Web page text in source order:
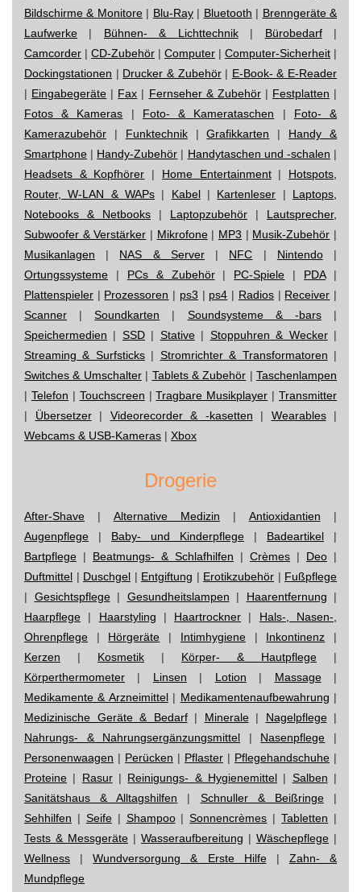
Bildschirme & Monitore| Blu-Ray| Bluetooth | Brenngeräte &
Laufwerke | Bühnen- & Lichttechnik| Bürobedarf|
Camcorder | CD-Zubehör | Computer | Computer-Sicherheit |
Dockingstationen | Drucker & Zubehör| E-Book- & E-Reader
| Eingabegeräte | Fax | Fernseher & Zubehör| Festplatten |
Fotos & Kameras | Foto- & Kamerataschen | Foto- &
Kamerazubehör | Funktechnik|Grafikkarten | Handy &
Smartphone | Handy-Zubehör | Handytaschen und -schalen |
Headsets & Kopfhörer | Home Entertainment| Hotspots,
Router, W-LAN & WAPs | Kabel| Kartenleser | Laptops,
Notebooks & Netbooks | Laptopzubehör | Lautsprecher,
Subwoofer & Verstärker | Mikrofone| MP3 | Musik-Zubehör |
Musikanlagen | NAS & Server| NFC | Nintendo|
Ortungssysteme | PCs & Zubehör| PC-Spiele | PDA|
Plattenspieler | Prozessoren | ps3 | ps4 | Radios| Receiver |
Scanner |Soundkarten | Soundsysteme & -bars|
Speichermedien | SSD| Stative| Stoppuhren & Wecker|
Streaming & Surfsticks| Stromrichter & Transformatoren |
Switches & Umschalter| Tablets & Zubehör | Taschenlampen
| Telefon | Touchscreen |Tragbare Musikplayer | Transmitter
| Übersetzer| Videorecorder & -kasetten | Wearables|
Webcams & USB-Kameras | Xbox
Drogerie
After-Shave | Alternative Medizin | Antioxidantien |
Augenpflege | Baby- und Kinderpflege | Badeartikel |
Bartpflege | Beatmungs- & Schlafhilfen | Crèmes | Deo |
Duftmittel | Duschgel | Entgiftung | Erotikzubehör | Fußpflege
| Gesichtspflege| Gesundheitslampen | Haarentfernung |
Haarpflege | Haarstyling | Haartrockner | Hals-, Nasen-,
Ohrenpflege | Hörgeräte | Intimhygiene| Inkontinenz |
Kerzen | Kosmetik | Körper- & Hautpflege |
Körperthermometer | Linsen | Lotion | Massage|
Medikamente & Arzneimittel| Medikamentenaufbewahrung |
Medizinische Geräte & Bedarf| Minerale| Nagelpflege|
Nahrungs- & Nahrungsergänzungsmittel | Nasenpflege |
Personenwaagen | Perücken | Pflaster | Pflegehandschuhe |
Proteine | Rasur| Reinigungs- & Hygienemittel | Salben |
Sanitätshaus & Alltagshilfen | Schnuller & Beißringe|
Sehhilfen | Seife| Shampoo|Sonnencrèmes |Tabletten |
Tests & Messgeräte | Wasseraufbereitung | Wäschepflege |
Wellness |Wundversorgung & Erste Hilfe| Zahn- &
Mundpflege